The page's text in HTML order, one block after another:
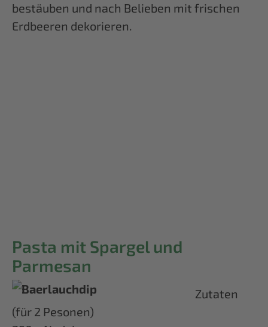
bestäuben und nach Belieben mit frischen
Erdbeeren dekorieren.
Pasta mit Spargel und
Parmesan
Zutaten
(für 2 Pesonen)